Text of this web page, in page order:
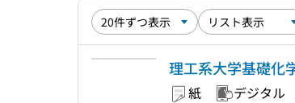
理工系大学基礎化
紙 デジタル